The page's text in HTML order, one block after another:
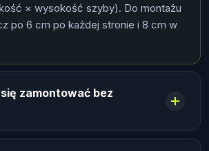
× wysokość szyby). Do montażu
po 6 cm po każdej stronie i 8 cm w
zamontować bez